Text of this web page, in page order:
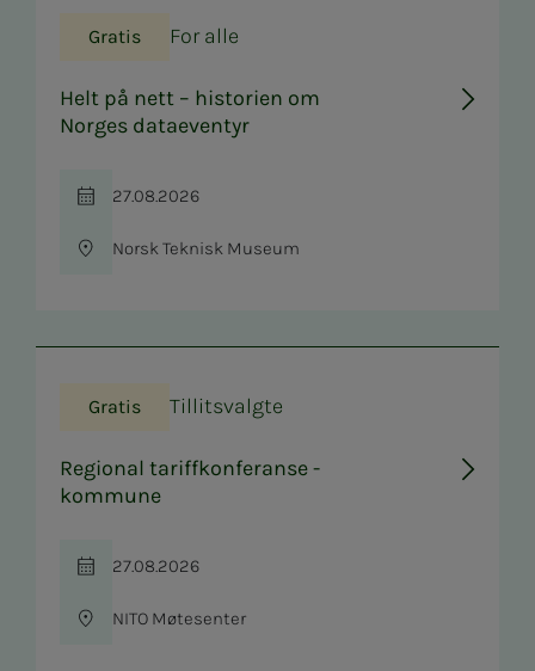
Gratis For alle
Helt på nett – historien om
Norges dataeventyr
Tid
27.08.2026
Sted
Norsk Teknisk Museum
Gratis Tillitsvalgte
Regional tariffkonferanse -
kommune
Tid
27.08.2026
Sted
NITO Møtesenter